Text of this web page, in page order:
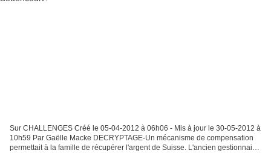
Sur CHALLENGES Créé le 05-04-2012 à 06h06 - Mis à jour le 30-05-2012 à
10h59 Par Gaëlle Macke DECRYPTAGE-Un mécanisme de compensation
permettait à la famille de récupérer l'argent de Suisse. L'ancien gestionnaire